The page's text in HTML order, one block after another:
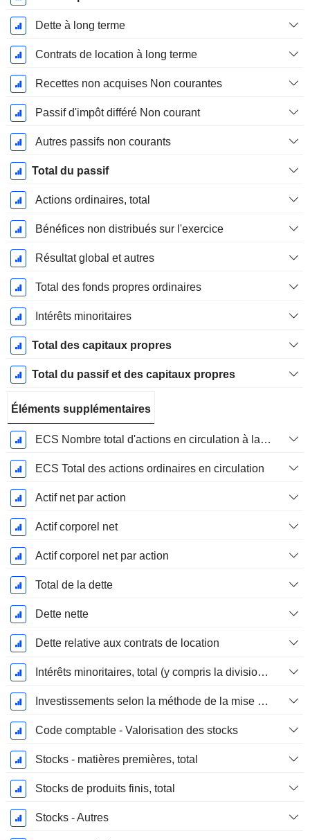
Dette à long terme
Contrats de location à long terme
Recettes non acquises Non courantes
Passif d'impôt différé Non courant
Autres passifs non courants
Total du passif
Actions ordinaires, total
Bénéfices non distribués sur l'exercice
Résultat global et autres
Total des fonds propres ordinaires
Intérêts minoritaires
Total des capitaux propres
Total du passif et des capitaux propres
Éléments supplémentaires
ECS Nombre total d'actions en circulation à la date de dépôt
ECS Total des actions ordinaires en circulation
Actif net par action
Actif corporel net
Actif corporel net par action
Total de la dette
Dette nette
Dette relative aux contrats de location
Intérêts minoritaires, total (y compris la division financière)
Investissements selon la méthode de la mise en équivalence, total
Code comptable - Valorisation des stocks
Stocks - matières premières, total
Stocks de produits finis, total
Stocks - Autres